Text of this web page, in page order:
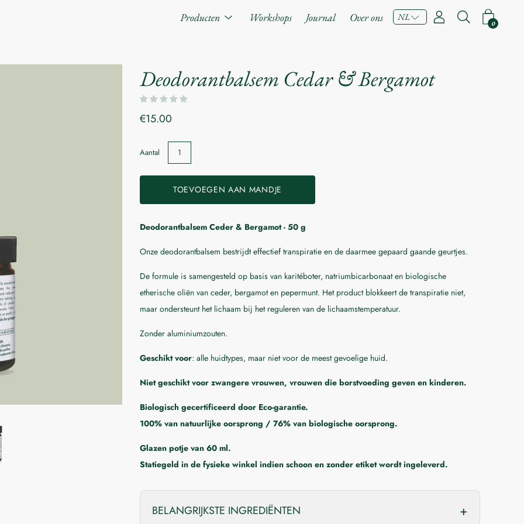
Producten
Geef
Workshops Journal Over ons NL Open de
0
Deodorantbalsem Cedar & Bergamot
€15.00
Aantal
TOEVOEGEN AAN MANDJE
Laat me weten wanneer dit product beschikbaar is:
Deodorantbalsem Ceder & Bergamot - 50 g
Onze deodorantbalsem bestrijdt effectief transpiratie en de daarmee gepaard gaande geurtjes.
De formule is samengesteld op basis van karitéboter, natriumbicarbonaat en biologische
etherische oliën van ceder, bergamot en pepermunt. Het product blokkeert de transpiratie niet,
maar ondersteunt het lichaam bij het reguleren van de lichaamstemperatuur.
Zonder aluminiumzouten.
Geschikt voor: alle huidtypes, maar niet voor de meest gevoelige huid.
Niet geschikt voor zwangere vrouwen, vrouwen die borstvoeding geven en kinderen.
Biologisch gecertificeerd door Eco-garantie.
100% van natuurlijke oorsprong / 76% van biologische oorsprong.
Glazen potje van 60 ml.
Statiegeld in de fysieke winkel indien schoon en zonder etiket wordt ingeleverd.
BELANGRIJKSTE INGREDIËNTEN